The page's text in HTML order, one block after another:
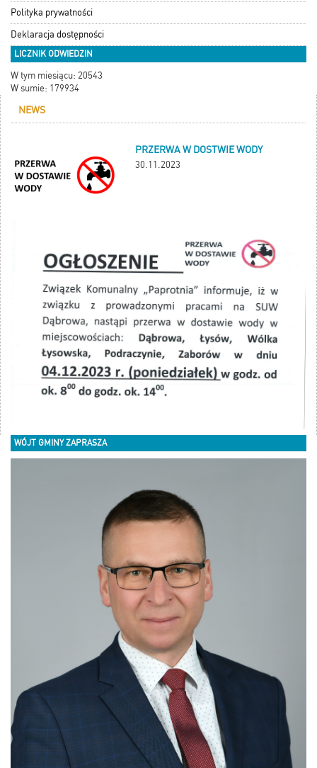
Polityka prywatności
Deklaracja dostępności
LICZNIK ODWIEDZIN
W tym miesiącu: 20543
W sumie: 179934
NEWS
PRZERWA W DOSTWIE WODY
30.11.2023
WÓJT GMINY ZAPRASZA